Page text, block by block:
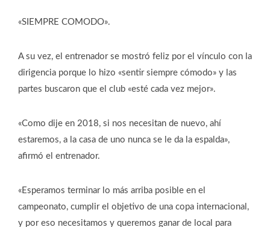
«SIEMPRE COMODO».
A su vez, el entrenador se mostró feliz por el vínculo con la
dirigencia porque lo hizo «sentir siempre cómodo» y las
partes buscaron que el club «esté cada vez mejor».
«Como dije en 2018, si nos necesitan de nuevo, ahí
estaremos, a la casa de uno nunca se le da la espalda»,
afirmó el entrenador.
«Esperamos terminar lo más arriba posible en el
campeonato, cumplir el objetivo de una copa internacional,
y por eso necesitamos y queremos ganar de local para